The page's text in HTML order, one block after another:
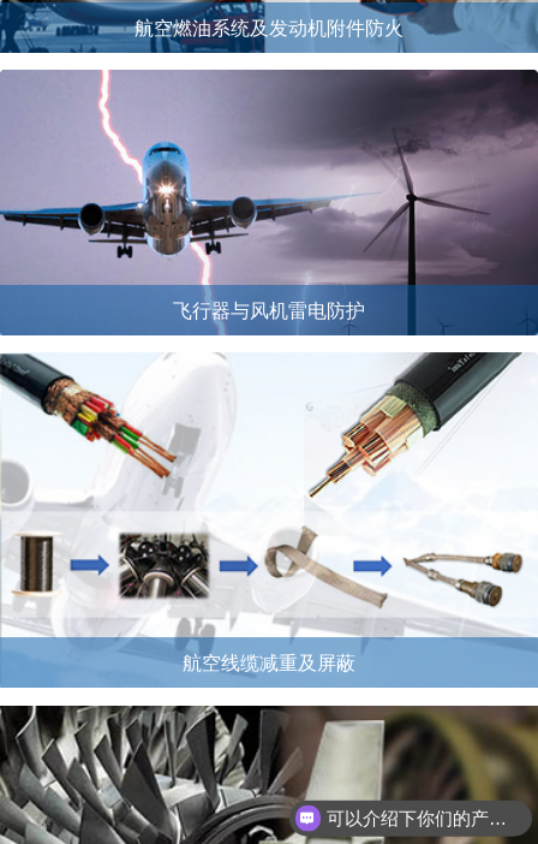
航空燃油系统及发动机附件防火
飞行器与风机雷电防护
航空线缆减重及屏蔽
可以介绍下你们的产品么？